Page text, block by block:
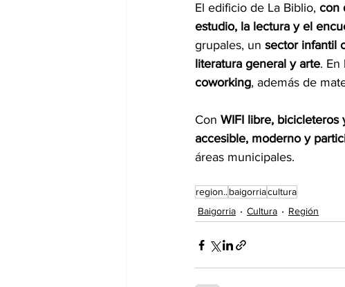
El edificio de La Biblio, con
estudio, la lectura y el
grupales, un sector infantil
literatura general y arte. En
coworking, además de
Con WIFI libre, bicicleteros
accesible, moderno y
áreas municipales.
region.. baigorriacultura
Baigorria
Cultura Región